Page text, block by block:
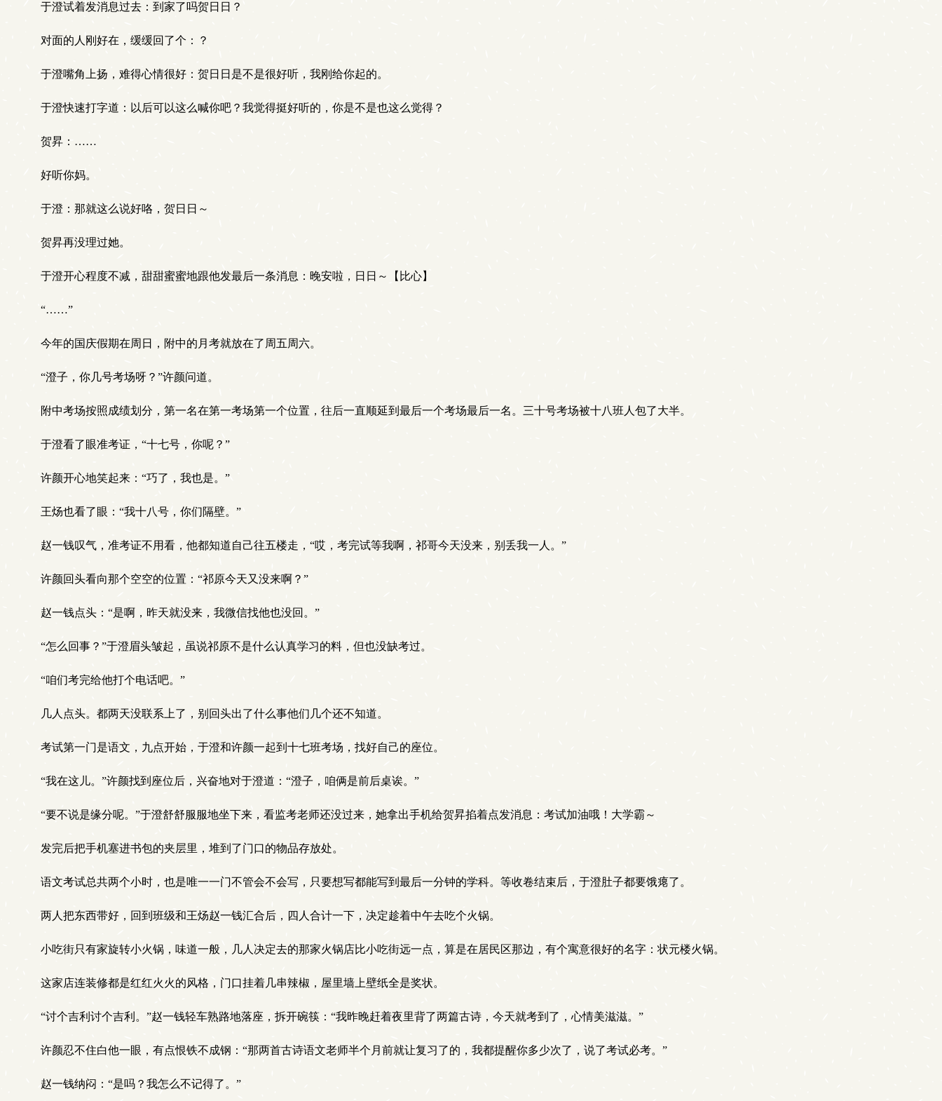
于澄试着发消息过去：到家了吗贺日日？
对面的人刚好在，缓缓回了个：？
于澄嘴角上扬，难得心情很好：贺日日是不是很好听，我刚给你起的。
于澄快速打字道：以后可以这么喊你吧？我觉得挺好听的，你是不是也这么觉得？
贺昇：……
好听你妈。
于澄：那就这么说好咯，贺日日～
贺昇再没理过她。
于澄开心程度不减，甜甜蜜蜜地跟他发最后一条消息：晚安啦，日日～【比心】
“……”
今年的国庆假期在周日，附中的月考就放在了周五周六。
“澄子，你几号考场呀？”许颜问道。
附中考场按照成绩划分，第一名在第一考场第一个位置，往后一直顺延到最后一个考场最后一名。三十号考场被十八班人包了大半。
于澄看了眼准考证，“十七号，你呢？”
许颜开心地笑起来：“巧了，我也是。”
王炀也看了眼：“我十八号，你们隔壁。”
赵一钱叹气，准考证不用看，他都知道自己往五楼走，“哎，考完试等我啊，祁哥今天没来，别丢我一人。”
许颜回头看向那个空空的位置：“祁原今天又没来啊？”
赵一钱点头：“是啊，昨天就没来，我微信找他也没回。”
“怎么回事？”于澄眉头皱起，虽说祁原不是什么认真学习的料，但也没缺考过。
“咱们考完给他打个电话吧。”
几人点头。都两天没联系上了，别回头出了什么事他们几个还不知道。
考试第一门是语文，九点开始，于澄和许颜一起到十七班考场，找好自己的座位。
“我在这儿。”许颜找到座位后，兴奋地对于澄道：“澄子，咱俩是前后桌诶。”
“要不说是缘分呢。”于澄舒舒服服地坐下来，看监考老师还没过来，她拿出手机给贺昇掐着点发消息：考试加油哦！大学霸～
发完后把手机塞进书包的夹层里，堆到了门口的物品存放处。
语文考试总共两个小时，也是唯一一门不管会不会写，只要想写都能写到最后一分钟的学科。等收卷结束后，于澄肚子都要饿瘪了。
两人把东西带好，回到班级和王炀赵一钱汇合后，四人合计一下，决定趁着中午去吃个火锅。
小吃街只有家旋转小火锅，味道一般，几人决定去的那家火锅店比小吃街远一点，算是在居民区那边，有个寓意很好的名字：状元楼火锅。
这家店连装修都是红红火火的风格，门口挂着几串辣椒，屋里墙上壁纸全是奖状。
“讨个吉利讨个吉利。”赵一钱轻车熟路地落座，拆开碗筷：“我昨晚赶着夜里背了两篇古诗，今天就考到了，心情美滋滋。”
许颜忍不住白他一眼，有点恨铁不成钢：“那两首古诗语文老师半个月前就让复习了的，我都提醒你多少次了，说了考试必考。”
赵一钱纳闷：“是吗？我怎么不记得了。”